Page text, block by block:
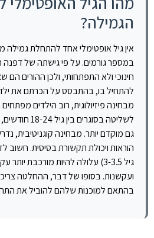
הגמילה?
אין גיל אופטימלי אחד להתחלת גמילה
במספר גורמים. על פי גישתה של דפנה
חינוכי ולא התפתחותי, ולכן ההורים הם
להתחיל בו, בהתבסס על הכרתם את
מבחינה פיזיולוגית, רוב הילדים
לשליטה
גם מוקדם יותר. מבחינה קוגניטיבית,
הוראות ויכולת תקשורת בסיסית. חשוב
גיל 3-3.5) עלולה להיות מורכבת
ועקשנות. בסופו של דבר, ההחלטה
בהתאם למוכנות שלהם להוביל את